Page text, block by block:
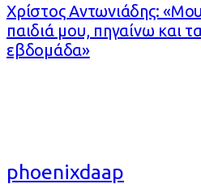
Χρίστος Αντωνιάδης:
παιδιά μου, πηγαίνω και
εβδομάδα»
phoenixdaap